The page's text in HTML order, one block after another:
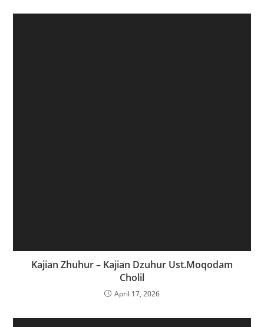
Kajian Zhuhur – Kajian Dzuhur Ust.Moqodam
Cholil
April 17, 2026